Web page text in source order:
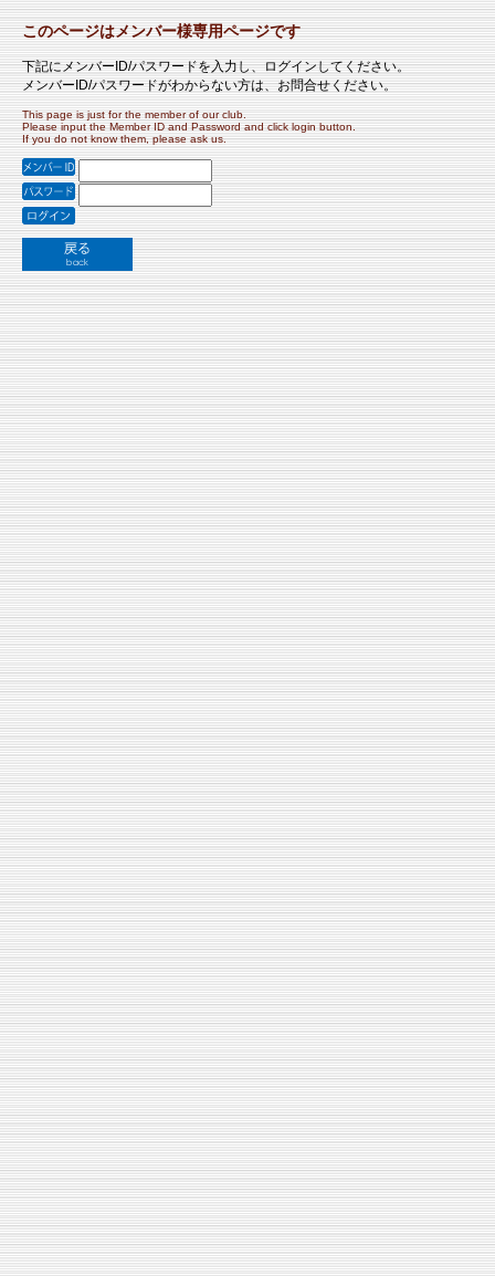
このページはメンバー様専用ページです
下記にメンバーID/パスワードを入力し、ログインしてください。
メンバーID/パスワードがわからない方は、お問合せください。
This page is just for the member of our club.
Please input the Member ID and Password and click login button.
If you do not know them, please ask us.